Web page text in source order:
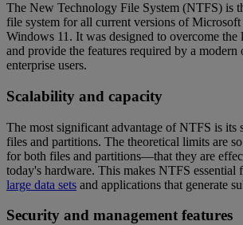
The New Technology File System (NTFS) is
file system for all current versions of
Windows 11. It was designed to overcome
and provide the features required by a modern
enterprise users.
Scalability and capacity
The most significant advantage of NTFS is its
files and partitions. The theoretical limits are
for both files and partitions—that they are
today's hardware. This makes NTFS essential
large data sets and applications that generate
Security and management features